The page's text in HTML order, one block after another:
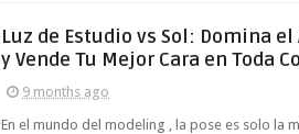
Luz de Estudio vs Sol: Domina el
y Vende Tu Mejor Cara en Toda
9 months ago
En el mundo del modeling , la pose es solo la